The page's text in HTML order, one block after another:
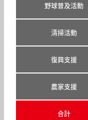
野球普及活動
清掃活動
復興支援
農家支援
合計